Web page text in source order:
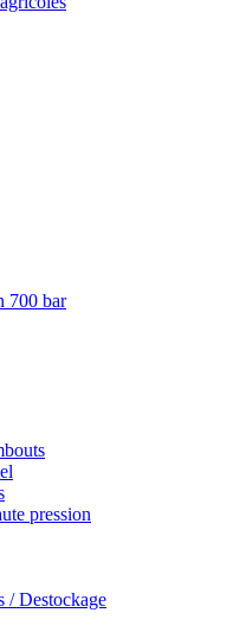
700 bar
pression
/ Destockage